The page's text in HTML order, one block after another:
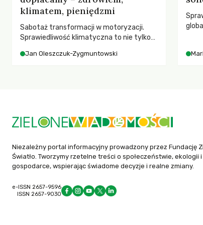
klimatem, pieniędzmi
Sabotaż transformacji w motoryzacji.
Sprawiedliwość klimatyczna to nie tylko
ponosi konsekwencje globalnego
Jan Oleszczuk-Zygmuntowski
Niezależny portal informacyjny prowadzony przez Fundację
Światło. Tworzymy rzetelne treści o społeczeństwie, ekologii i
gospodarce, wspierając świadome decyzje i realne zmiany.
e-ISSN 2657-9596
ISSN 2657-9030